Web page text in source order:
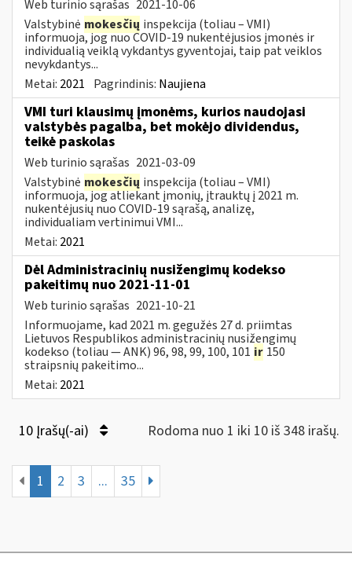
Web turinio sąrašas 2021-10-06
Valstybinė mokesčių inspekcija (toliau – VMI)
informuoja, jog nuo COVID-19 nukentėjusios įmonės ir
individualią veiklą vykdantys gyventojai, taip pat veiklos
nevykdantys...
Metai: 2021 Pagrindinis: Naujiena
VMI turi klausimų įmonėms, kurios naudojasi
valstybės pagalba, bet mokėjo dividendus,
teikė paskolas
Web turinio sąrašas 2021-03-09
Valstybinė mokesčių inspekcija (toliau – VMI)
informuoja, jog atliekant įmonių, įtrauktų į 2021 m.
nukentėjusių nuo COVID-19 sąrašą, analizę,
individualiam vertinimui VMI...
Metai: 2021
Dėl Administracinių nusižengimų kodekso
pakeitimų nuo 2021-11-01
Web turinio sąrašas 2021-10-21
Informuojame, kad 2021 m. gegužės 27 d. priimtas
Lietuvos Respublikos administracinių nusižengimų
kodekso (toliau — ANK) 96, 98, 99, 100, 101 ir 150
straipsnių pakeitimo...
Metai: 2021
10 Įrašų(-ai) Rodoma nuo 1 iki 10 iš 348 irašų.
1 2 3 ... 35